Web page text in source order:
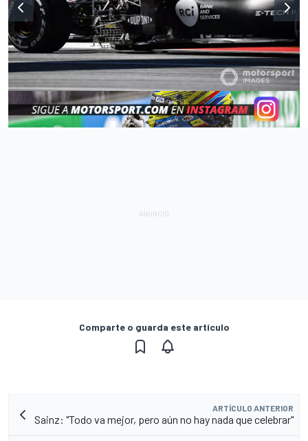
Comparte o guarda este artículo
ARTÍCULO ANTERIOR
Sainz: "Todo va mejor, pero aún no hay nada que celebrar"